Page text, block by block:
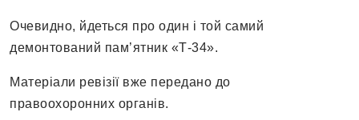
Очевидно, йдеться про один і той самий
демонтований пам’ятник «Т-34».
Матеріали ревізії вже передано до
правоохоронних органів.